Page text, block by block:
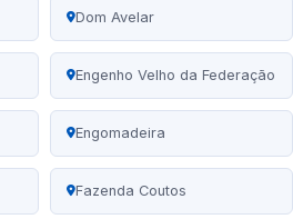
Dom Avelar
Engenho Velho da Federação
Engomadeira
Fazenda Coutos